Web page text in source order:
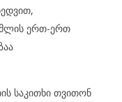
ერთ-ერთ
საკითხი თვითონ